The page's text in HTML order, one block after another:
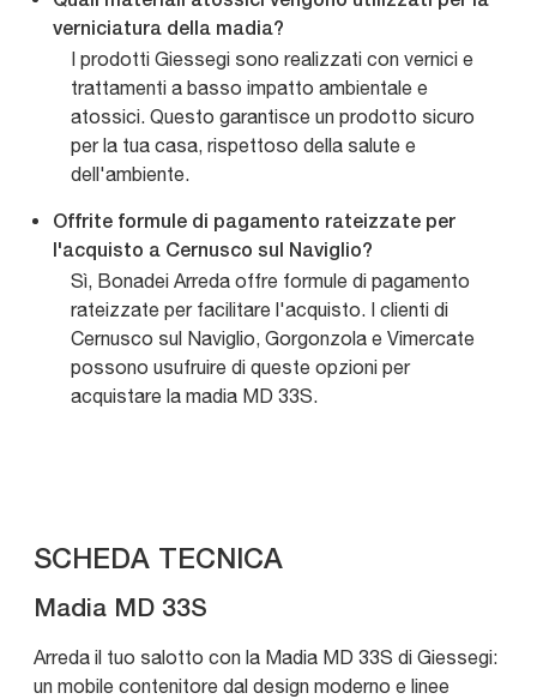
verniciatura della madia?
I prodotti Giessegi sono realizzati con vernici e
trattamenti a basso impatto ambientale e
atossici. Questo garantisce un prodotto sicuro
per la tua casa, rispettoso della salute e
dell'ambiente.
Offrite formule di pagamento rateizzate per
l'acquisto a Cernusco sul Naviglio?
Sì, Bonadei Arreda offre formule di pagamento
rateizzate per facilitare l'acquisto. I clienti di
Cernusco sul Naviglio, Gorgonzola e Vimercate
possono usufruire di queste opzioni per
acquistare la madia MD 33S.
SCHEDA TECNICA
Madia MD 33S
Arreda il tuo salotto con la Madia MD 33S di Giessegi:
un mobile contenitore dal design moderno e linee